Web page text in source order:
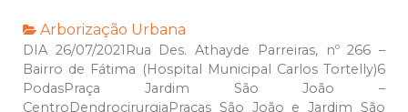
Arborização Urbana
DIA 26/07/2021Rua Des. Athayde Parreiras, nº 266 –
Bairro de Fátima (Hospital Municipal Carlos Tortelly)6
PodasPraça Jardim São João –
CentroDendrocirurgiaPraças São João e Jardim São